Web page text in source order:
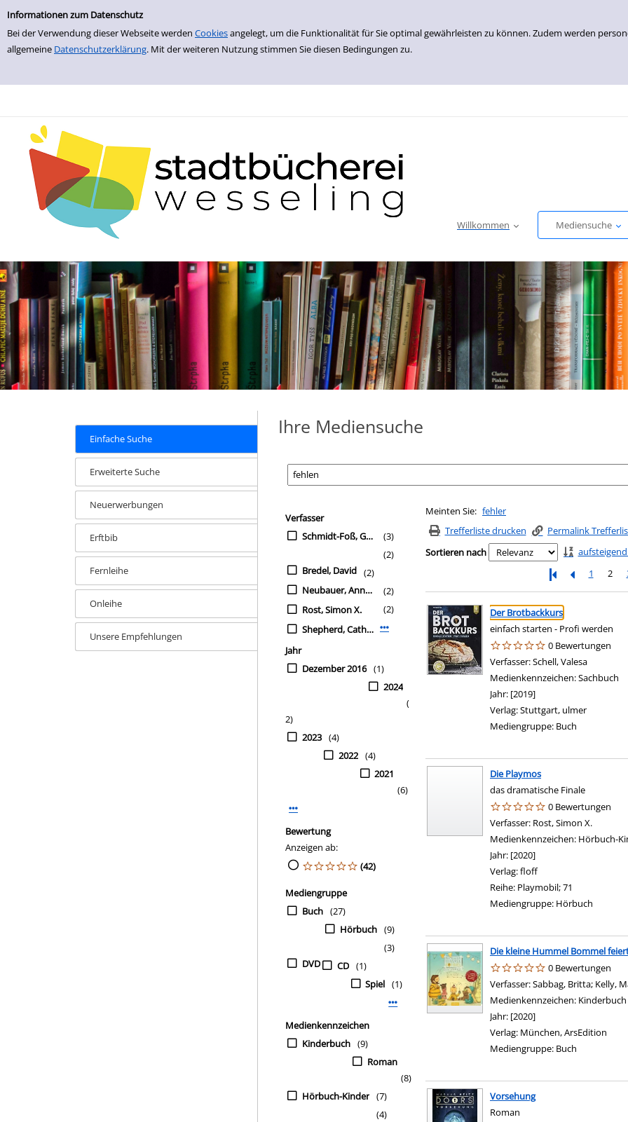
Informationen zum Datenschutz
Bei der Verwendung dieser Webseite werden Cookiesangelegt, um die Funktionalität für Sie optimal gewährleisten zu können. Zudem werden
allgemeine Datenschutzerklärung. Mit der weiteren Nutzung stimmen Sie diesen Bedingungen zu.
zur Navigation springen
zum Inhalt springen
Zu den Suchfiltern springen
Zur Trefferliste springen
Willkommen Mediensuche
Einfache Suche
Erweiterte Suche
Neuerwerbungen
Erftbib
Fernleihe
Onleihe
Unsere Empfehlungen
Ihre Mediensuche
Suchfilter
Zur Trefferliste springen
Verfasser
Schmidt-Foß, Gerrit
(3)
Bredel, David
(2)
Neubauer, Annette
(2)
Rost, Simon X.
(2)
Shepherd, Catherine
(2)
Mehr Verfasser-Filter anzeigen
Jahr
Dezember 2016 (1)
2024
(
2)
2023 (4)
2022 (4)
2021
(6)
Bewertung
Anzeigen ab:
(42)
Mediengruppe
Buch (27)
Hörbuch (9)
DVD
(3)
CD (1)
Spiel (1)
Mehr Mediengruppe-Filter anzeigen
Medienkennzeichen
Kinderbuch (9)
Roman
(8)
Hörbuch-Kinder (7)
(4)
Meinten Sie: fehler
Trefferliste drucken
Permalink
Sortieren nach
1
2
Suchergebnis
Zu den Suchfiltern springen
Der Brotbackkurs
einfach starten - Profi werden
0 Bewertungen
Verfasser:Schell, Valesa
Medienkennzeichen:Sachbuch
Jahr: [2019]
Verlag:Stuttgart, ulmer
Mediengruppe: Buch
Die Playmos
das dramatische Finale
0 Bewertungen
Verfasser: Rost, Simon X.
Medienkennzeichen: Hörbuch-
Jahr: [2020]
Verlag:floff
Reihe: Playmobil; 71
Mediengruppe: Hörbuch
Die kleine Hummel Bommel
0 Bewertungen
Verfasser:Sabbag, Britta; Kelly,
Medienkennzeichen: Kinderbuch
Jahr: [2020]
Verlag: München, ArsEdition
Mediengruppe: Buch
Vorsehung
Roman